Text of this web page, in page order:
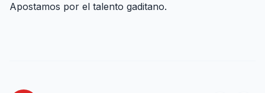
Apostamos por el talento gaditano.